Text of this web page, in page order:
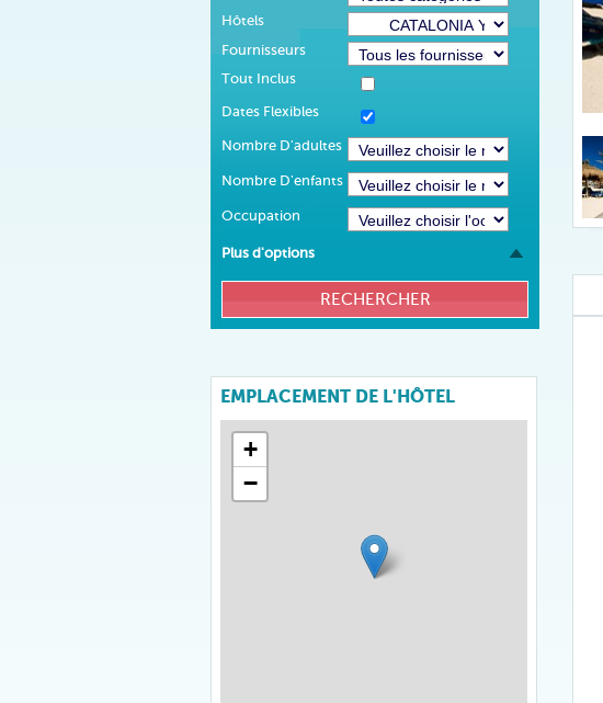
Hôtels
Fournisseurs
Tout Inclus
Dates Flexibles
Nombre D'adultes
Nombre D'enfants
Occupation
Plus d'options
EMPLACEMENT DE L'HÔTEL
+
−